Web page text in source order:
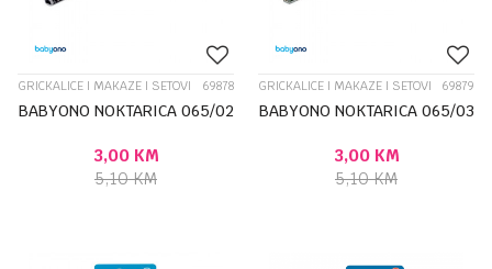
GRICKALICE I MAKAZE I SETOVI 69878
BABYONO NOKTARICA 065/02
3,00 KM
5,10KM
GRICKALICE I MAKAZE I SETOVI 69879
BABYONO NOKTARICA 065/03
3,00 KM
5,10KM